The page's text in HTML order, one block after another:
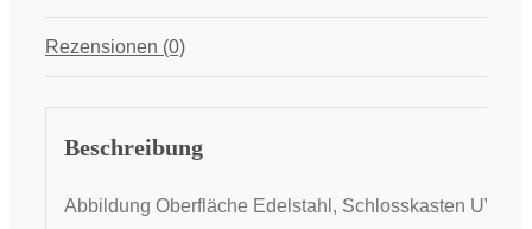
Rezensionen (0)
Beschreibung
Abbildung Oberfläche Edelstahl, Schlosskasten UV,